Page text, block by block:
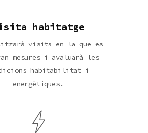
habitatge
visita en la que es
mesures i avaluarà les
habitabilitat i
energètiques.